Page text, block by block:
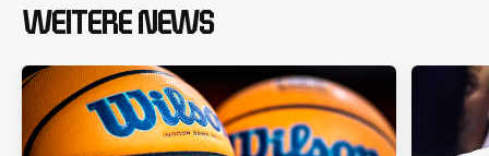
WEITERE NEWS